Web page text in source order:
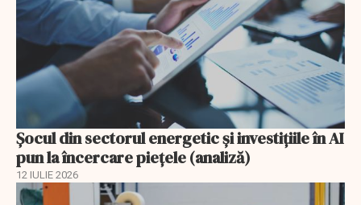
Șocul din sectorul energetic și investițiile în AI
pun la încercare piețele (analiză)
12 IULIE 2026
EXCLUSIV